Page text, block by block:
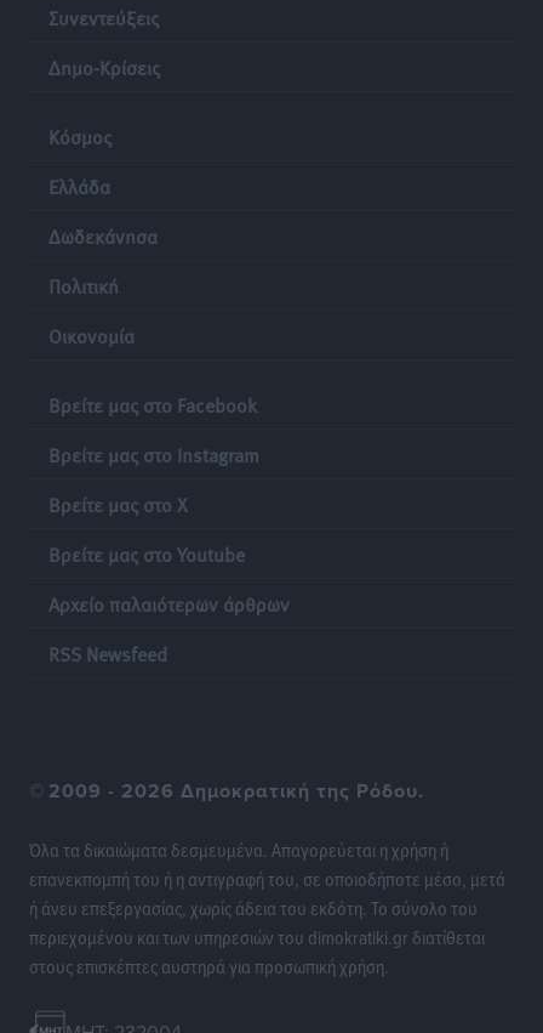
Συνεντεύξεις
Δημο-Κρίσεις
Κόσμος
Ελλάδα
Δωδεκάνησα
Πολιτική
Οικονομία
Βρείτε μας στο Facebook
Βρείτε μας στο Instagram
Βρείτε μας στο X
Βρείτε μας στο Youtube
Αρχείο παλαιότερων άρθρων
RSS Newsfeed
© 2009 - 2026 Δημοκρατική της Ρόδου.
Όλα τα δικαιώματα δεσμευμένα. Απαγορεύεται η χρήση ή
επανεκπομπή του ή η αντιγραφή του, σε οποιοδήποτε μέσο, μετά
ή άνευ επεξεργασίας, χωρίς άδεια του εκδότη. Το σύνολο του
περιεχομένου και των υπηρεσιών του dimokratiki.gr διατίθεται
στους επισκέπτες αυστηρά για προσωπική χρήση.